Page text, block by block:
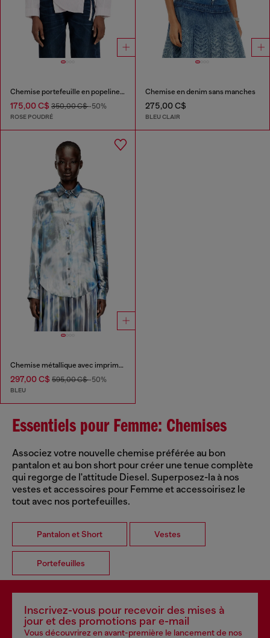
Chemise portefeuille en popeline à rayures fines
175,00 C$ 350,00 C$-50%
ROSE POUDRÉ
Chemise en denim sans manches
275,00 C$
BLEU CLAIR
Chemise métallique avec imprimé de roses floues
297,00 C$ 595,00 C$-50%
BLEU
Essentiels pour Femme: Chemises
Associez votre nouvelle chemise préférée au bon
pantalon et au bon short pour créer une tenue complète
qui regorge de l'attitude Diesel. Superposez-la à nos
vestes et accessoires pour Femme et accessoirisez le
tout avec nos portefeuilles.
Pantalon et Short Vestes
Portefeuilles
Inscrivez-vous pour recevoir des mises à
jour et des promotions par e-mail
Vous découvrirez en avant-première le lancement de nos